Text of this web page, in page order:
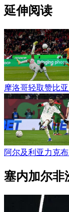
延伸阅读
摩洛哥轻取赞比
阿尔及利亚力克
塞内加尔非